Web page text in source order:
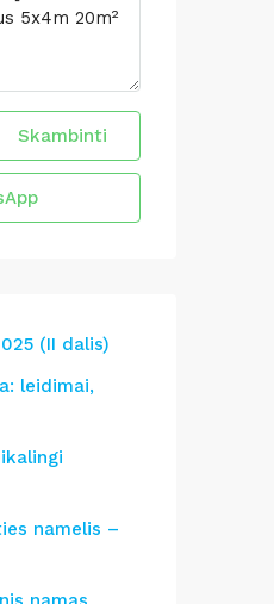
Skambinti
(II dalis)
leidimai,
namelis –